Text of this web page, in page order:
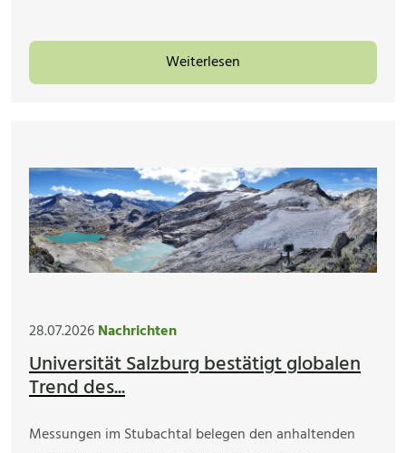
Weiterlesen
28.07.2026Nachrichten
Universität Salzburg bestätigt globalen
Trend des...
Messungen im Stubachtal belegen den anhaltenden